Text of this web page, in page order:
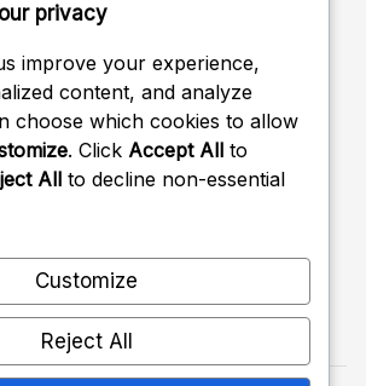
Sisältötyypit, Multimediat,
Sisällön tyypit, Multimediat,
linkitys, Avainsanojen käyttö,
SEO-strategiat, Trendit,
privacy
improve your experience,
content, and analyze
choose which cookies to allow
. Click Accept All to
All to decline non-essential
Customize
Reject All